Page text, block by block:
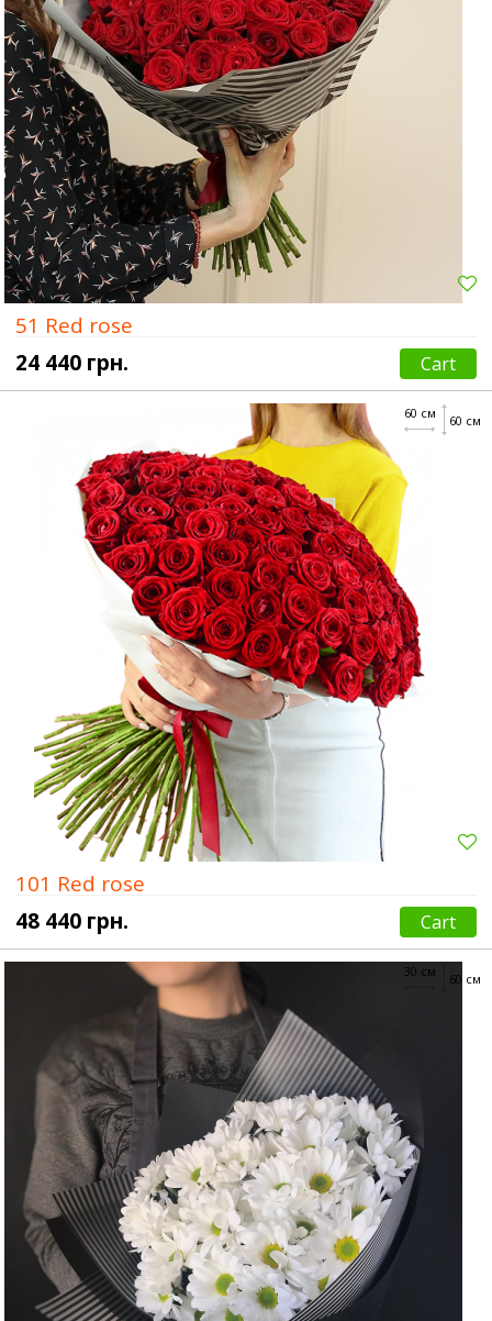
51 Red rose
24 440 грн.
Cart
60 см
60 см
101 Red rose
48 440 грн.
Cart
60 см
30 см